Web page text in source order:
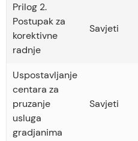
Prilog 2.
Postupak za
korektivne
radnje
Savjeti
Uspostavljanje
centara za
pruzanje
usluga
gradjanima
Savjeti